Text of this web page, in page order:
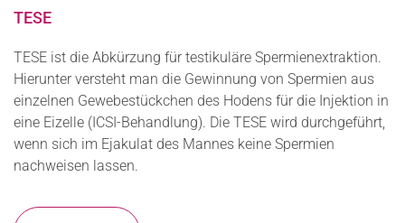
TESE
TESE ist die Abkürzung für testikuläre Spermienextraktion.
Hierunter versteht man die Gewinnung von Spermien aus
einzelnen Gewebestückchen des Hodens für die Injektion in
eine Eizelle (ICSI-Behandlung). Die TESE wird durchgeführt,
wenn sich im Ejakulat des Mannes keine Spermien
nachweisen lassen.